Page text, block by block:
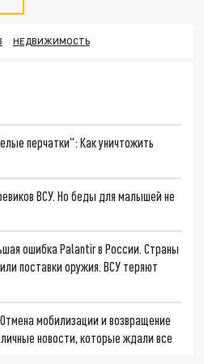
НЕДВИЖИМОСТЬ
перчатки": Как уничтожить
ВСУ. Но беды для малышей не
ошибка Palantir в России. Страны
поставки оружия. ВСУ теряют
мобилизации и возвращение
новости, которые ждали все